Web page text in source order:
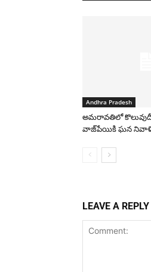
Andhra Pradesh
అమరావతిలో
వాజ్‌పేయికి ఘన
LEAVE A REPLY